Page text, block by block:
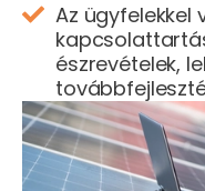
Az ügyfelekkel
észrevételek,